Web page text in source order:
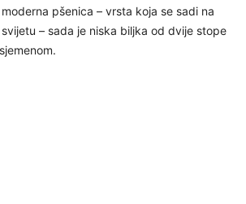
pšenica – vrsta koja se sadi na
– sada je niska biljka od dvije stope